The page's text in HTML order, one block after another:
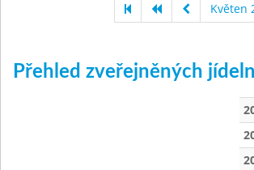
Květen
Přehled zveřejněných